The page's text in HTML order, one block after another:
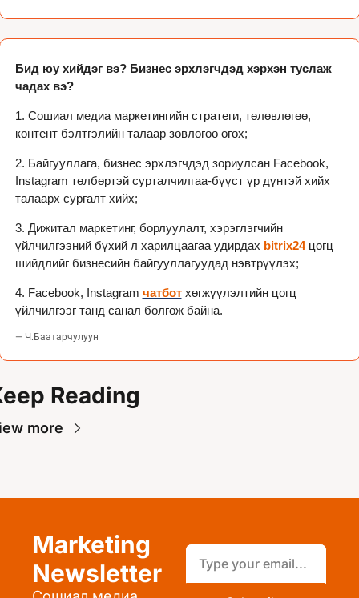
Бид юу хийдэг вэ? Бизнес эрхлэгчдэд хэрхэн туслаж
чадах вэ?
1. Сошиал медиа маркетингийн стратеги, төлөвлөгөө,
контент бэлтгэлийн талаар зөвлөгөө өгөх;
2. Байгууллага, бизнес эрхлэгчдэд зориулсан Facebook,
Instagram төлбөртэй сурталчилгаа-бүүст үр дүнтэй хийх
талаарх сургалт хийх;
3. Дижитал маркетинг, борлуулалт, хэрэглэгчийн
үйлчилгээний бүхий л харилцаагаа удирдах bitrix24 цогц
шийдлийг бизнесийн байгууллагуудад нэвтрүүлэх;
4. Facebook, Instagram чатбот хөгжүүлэлтийн цогц
үйлчилгээг танд санал болгож байна.
— Ч.Баатарчулуун
Reading
more
Marketing
Newsletter